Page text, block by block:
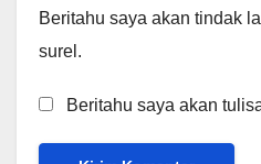
Beritahu saya akan tindak
surel.
Beritahu saya akan